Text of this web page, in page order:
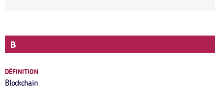
B
DÉFINITION
Blockchain